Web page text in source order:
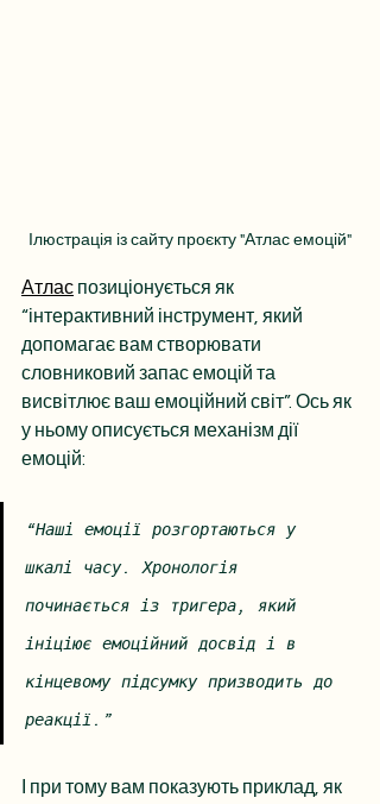
Ілюстрація із сайту проєкту "Атлас емоцій"
Атлас позиціонується як
“інтерактивний інструмент, який
допомагає вам створювати
словниковий запас емоцій та
висвітлює ваш емоційний світ”. Ось як
у ньому описується механізм дії
емоцій:
“Наші емоції розгортаються у
шкалі часу. Хронологія
починається із тригера, який
ініціює емоційний досвід і в
кінцевому підсумку призводить до
реакції.”
І при тому вам показують приклад, як